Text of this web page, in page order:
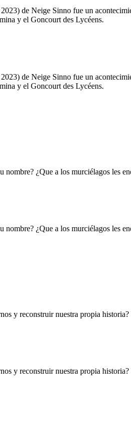
de Neige Sinno fue un
y el Goncourt des Lycéens.
de Neige Sinno fue un
y el Goncourt des Lycéens.
nombre? ¿Que a los murciélagos les
nombre? ¿Que a los murciélagos les
y reconstruir nuestra propia
y reconstruir nuestra propia